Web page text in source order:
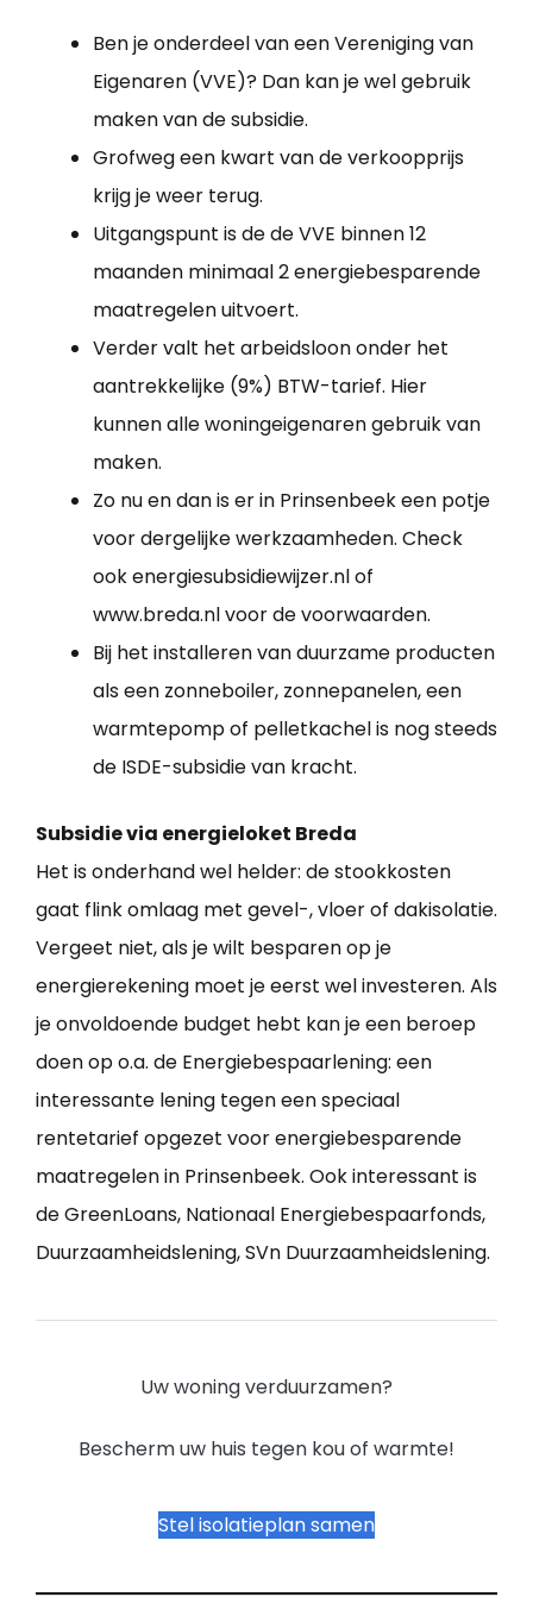
Ben je onderdeel van een Vereniging van
Eigenaren (VVE)? Dan kan je wel gebruik
maken van de subsidie.
Grofweg een kwart van de verkoopprijs
krijg je weer terug.
Uitgangspunt is de de VVE binnen 12
maanden minimaal 2 energiebesparende
maatregelen uitvoert.
Verder valt het arbeidsloon onder het
aantrekkelijke (9%) BTW-tarief. Hier
kunnen alle woningeigenaren gebruik van
maken.
Zo nu en dan is er in Prinsenbeek een potje
voor dergelijke werkzaamheden. Check
ook energiesubsidiewijzer.nl of
www.breda.nl voor de voorwaarden.
Bij het installeren van duurzame producten
als een zonneboiler, zonnepanelen, een
warmtepomp of pelletkachel is nog steeds
de ISDE-subsidie van kracht.
Subsidie via energieloket Breda
Het is onderhand wel helder: de stookkosten
gaat flink omlaag met gevel-, vloer of dakisolatie.
Vergeet niet, als je wilt besparen op je
energierekening moet je eerst wel investeren. Als
je onvoldoende budget hebt kan je een beroep
doen op o.a. de Energiebespaarlening: een
interessante lening tegen een speciaal
rentetarief opgezet voor energiebesparende
maatregelen in Prinsenbeek. Ook interessant is
de GreenLoans, Nationaal Energiebespaarfonds,
Duurzaamheidslening, SVn Duurzaamheidslening.
Uw woning verduurzamen?
Bescherm uw huis tegen kou of warmte!
Stel isolatieplan samen